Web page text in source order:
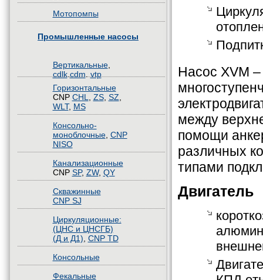
Мотопомпы
Промышленные насосы
Вертикальные,
cdlk. cdm vtp
Горизонтальные
CNP CHL ZS, SZ
WLT, MS
Консольно-
моноблочные, CNP
NISO
Канализационные
CNP SP, ZW, QY
Скважинные
CNP SJ
Циркуляционные:
(ЦНС и ЦНСГБ)
(Д и Д1) CNP TD
Консольные
Фекальные
Насос XVM
между
помощи
различных
типами
Двигатель